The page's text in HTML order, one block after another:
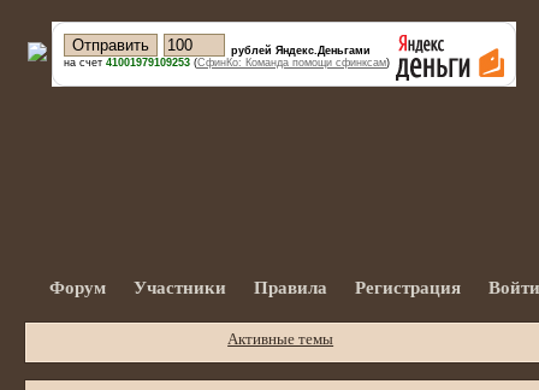
рублей Яндекс.Деньгами
на счет 41001979109253 (СфинКо: Команда помощи сфинксам)
Форум Участники Правила Регистрация
Активные темы